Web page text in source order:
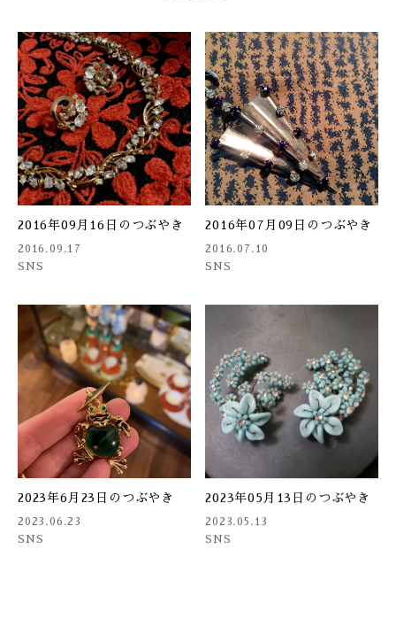
2016年09月16日のつぶやき
2016.09.17
SNS
2016年07月09日のつぶやき
2016.07.10
SNS
2023年6月23日のつぶやき
2023.06.23
SNS
2023年05月13日のつぶやき
2023.05.13
SNS